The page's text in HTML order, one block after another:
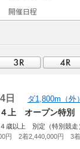
開催日程
ダ1,800m（外
上 オープン特別
歳以上 別定（特別競走
円 2着2,440,000円 3